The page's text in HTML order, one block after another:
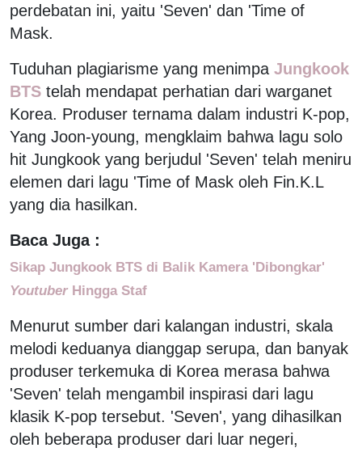
perdebatan ini, yaitu 'Seven' dan 'Time of
Mask.
Tuduhan plagiarisme yang menimpa Jungkook
BTS telah mendapat perhatian dari warganet
Korea. Produser ternama dalam industri K-pop,
Yang Joon-young, mengklaim bahwa lagu solo
hit Jungkook yang berjudul 'Seven' telah meniru
elemen dari lagu 'Time of Mask oleh Fin.K.L
yang dia hasilkan.
Baca Juga :
Sikap Jungkook BTS di Balik Kamera 'Dibongkar'
YoutuberHingga Staf
Menurut sumber dari kalangan industri, skala
melodi keduanya dianggap serupa, dan banyak
produser terkemuka di Korea merasa bahwa
'Seven' telah mengambil inspirasi dari lagu
klasik K-pop tersebut. 'Seven', yang dihasilkan
oleh beberapa produser dari luar negeri,